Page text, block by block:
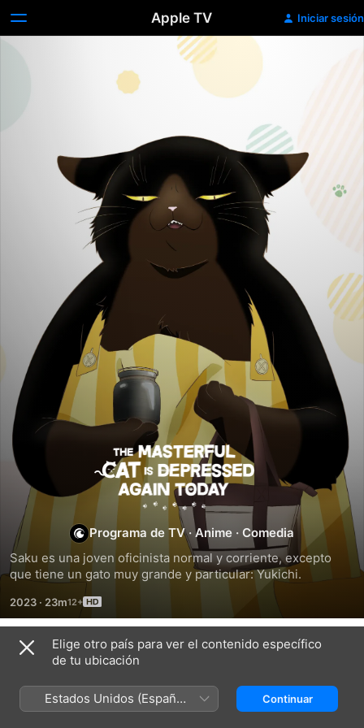
Apple TV Iniciar sesión
The
Masterful
Cat
Is
Depressed
Again
Today
Programa de TV ·Anime ·Comedia
Saku es una joven oficinista normal y corriente, excepto
que tiene un gato muy grande y particular: Yukichi.
2023 · 23m
Temporada 1
Elige otro país para ver el contenido específico
de tu ubicación
Estados Unidos (Español
México)
Continuar